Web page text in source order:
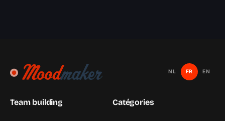
NL FR EN
Team building Catégories